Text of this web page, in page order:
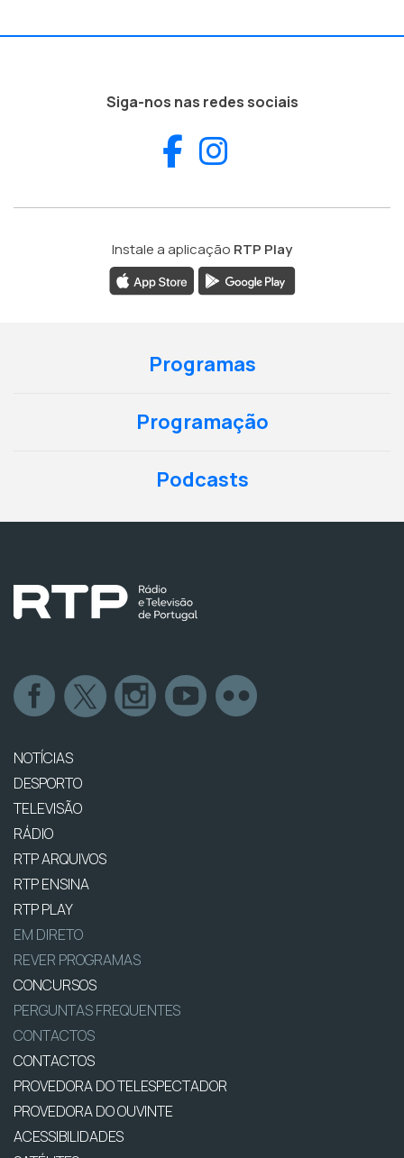
Siga-nos nas redes sociais
Facebook
Instale a aplicação RTP Play
Programas
Programação
Podcasts
NOTÍCIAS
DESPORTO
TELEVISÃO
RÁDIO
RTP ARQUIVOS
RTP ENSINA
RTP PLAY
EM DIRETO
REVER PROGRAMAS
CONCURSOS
PERGUNTAS FREQUENTES
CONTACTOS
CONTACTOS
PROVEDORA DO TELESPECTADOR
PROVEDORA DO OUVINTE
ACESSIBILIDADES